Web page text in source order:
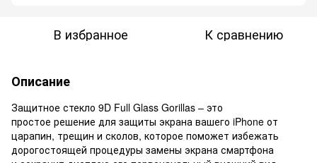
В избранное К сравнению
Описание
Защитное стекло 9D Full Glass Gorillas – это
простое решение для защиты экрана вашего iPhone от
царапин, трещин и сколов, которое поможет избежать
дорогостоящей процедуры замены экрана смартфона